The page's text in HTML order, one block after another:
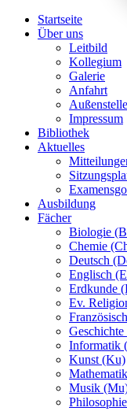
Startseite
Über uns
Leitbild
Kollegium
Galerie
Anfahrt
Außenstelle
Impressum
Bibliothek
Aktuelles
Ausbildung
Fächer
Biologie
Chemie
Deutsch
Englisch
Erdkunde
Ev.
Geschichte
Informatik
Kunst (Ku)
Musik